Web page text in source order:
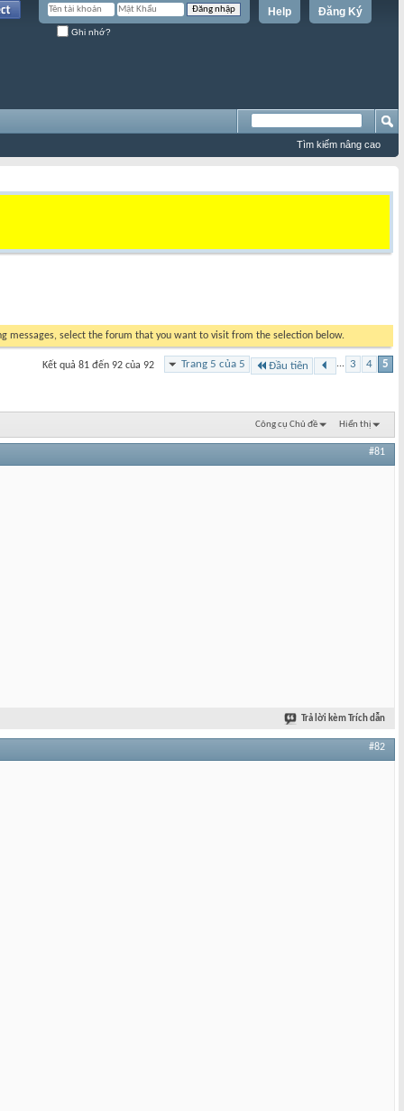
Đăng Ký
Help
Ghi nhớ?
Tìm kiếm nâng cao
messages, select the forum that you want to visit from the selection below.
Trang 5 của 5 Đầu tiên ... 3 4 5
Kết quả 81 đến 92 của 92
Công cụ Chủ đề Hiển thị
#81
Trả lời kèm Trích dẫn
#82